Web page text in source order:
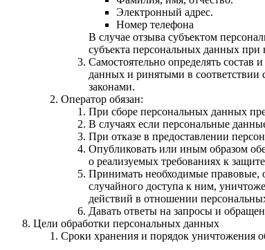
Электронный адрес.
Номер телефона
В случае отзыва субъектом
субъекта персональных данных
Самостоятельно определять
данных и ринятыми в
законами.
Оператор обязан:
При сборе персональных данных
В случаях если персональные
При отказе в предоставлении
Опубликовать или иным образом
о реализуемых требованиях к
Принимать необходимые правовые,
случайного доступа к ним,
действий в отношении
Давать ответы на запросы и
Цели обработки персональных данных
Сроки хранения и порядок уничтожения